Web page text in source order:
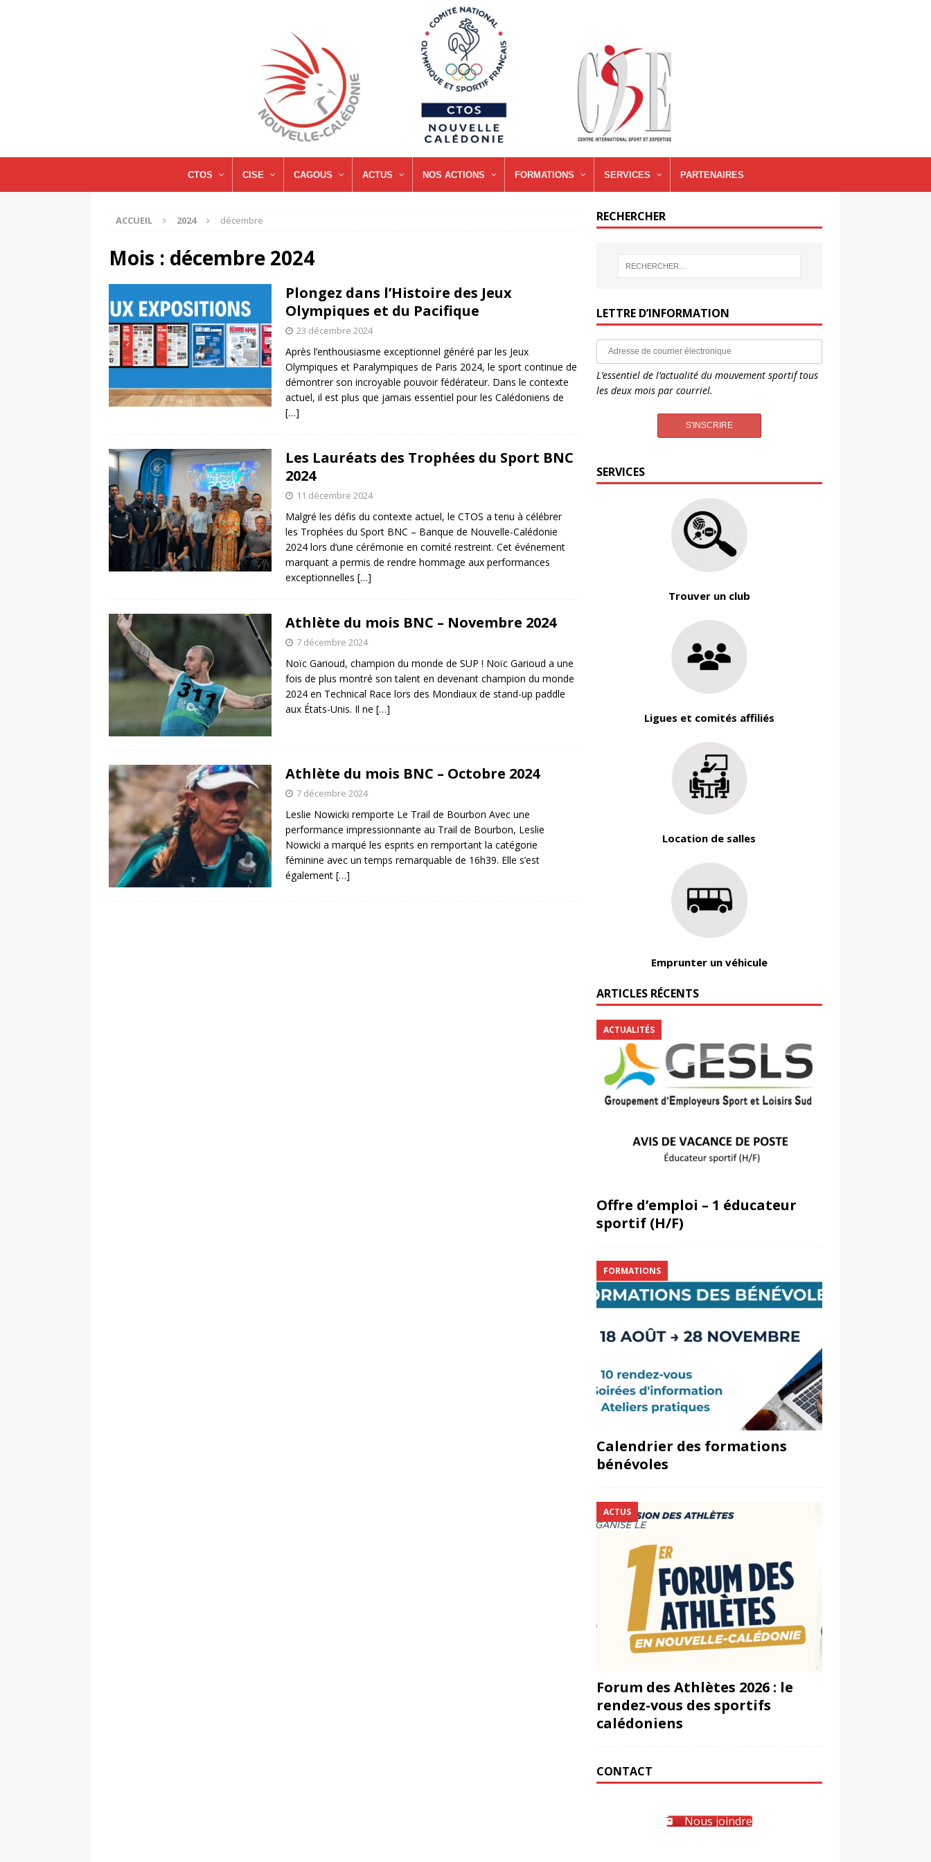
CTOS CISE CAGOUS ACTUS NOS ACTIONS FORMATIONS SERVICES PARTENAIRES
ACCUEIL 2024 décembre
Mois : décembre 2024
Plongez dans l’Histoire des Jeux
Olympiques et du Pacifique
23 décembre 2024
Après l’enthousiasme exceptionnel généré par les Jeux
Olympiques et Paralympiques de Paris 2024, le sport continue de
démontrer son incroyable pouvoir fédérateur. Dans le contexte
actuel, il est plus que jamais essentiel pour les Calédoniens de
[…]
Les Lauréats des Trophées du Sport BNC
2024
11 décembre 2024
Malgré les défis du contexte actuel, le CTOS a tenu à célébrer
les Trophées du Sport BNC – Banque de Nouvelle-Calédonie
2024 lors d’une cérémonie en comité restreint. Cet événement
marquant a permis de rendre hommage aux performances
exceptionnelles […]
Athlète du mois BNC – Novembre 2024
7 décembre 2024
Noïc Garioud, champion du monde de SUP ! Noïc Garioud a une
fois de plus montré son talent en devenant champion du monde
2024 en Technical Race lors des Mondiaux de stand-up paddle
aux États-Unis. Il ne […]
Athlète du mois BNC – Octobre 2024
7 décembre 2024
Leslie Nowicki remporte Le Trail de Bourbon Avec une
performance impressionnante au Trail de Bourbon, Leslie
Nowicki a marqué les esprits en remportant la catégorie
féminine avec un temps remarquable de 16h39. Elle s’est
également […]
RECHERCHER
LETTRE D’INFORMATION
L’essentiel de l’actualité du mouvement sportif tous
les deux mois par courriel.
SERVICES
Trouver un club
Ligues et comités affiliés
Location de salles
Emprunter un véhicule
ARTICLES RÉCENTS
ACTUALITÉS
Offre d’emploi – 1 éducateur
sportif (H/F)
FORMATIONS
Calendrier des formations
bénévoles
ACTUS
Forum des Athlètes 2026 : le
rendez-vous des sportifs
calédoniens
CONTACT
Nous joindre